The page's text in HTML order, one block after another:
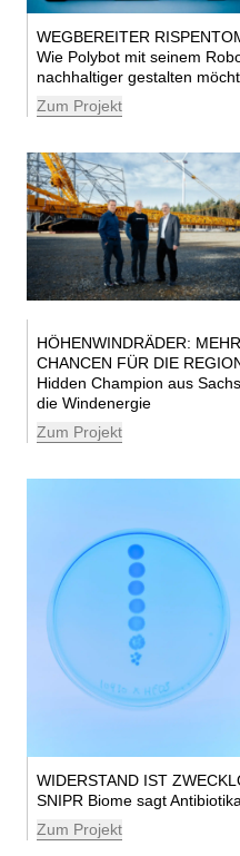
WEGBEREITER
Wie Polybot mit seinem
nachhaltiger gestalten
Zum Projekt
HÖHENWINDRÄDER:
CHANCEN FÜR DIE
Hidden Champion aus
die Windenergie
Zum Projekt
WIDERSTAND IST
SNIPR Biome sagt
Zum Projekt